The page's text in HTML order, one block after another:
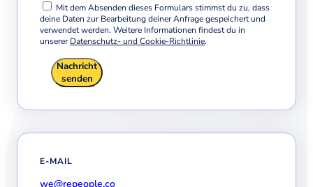
Mit dem Absenden dieses Formulars stimmst du zu, dass
deine Daten zur Bearbeitung deiner Anfrage gespeichert und
verwendet werden. Weitere Informationen findest du in
unsererDatenschutz- und Cookie-Richtlinie.
Nachricht
senden
E-MAIL
we@repeople.co